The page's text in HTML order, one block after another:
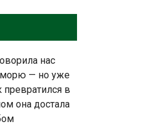
нас
морю — но уже
в
она достала